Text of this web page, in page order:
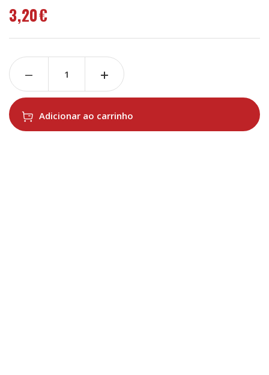
3,20€
Adicionar ao carrinho